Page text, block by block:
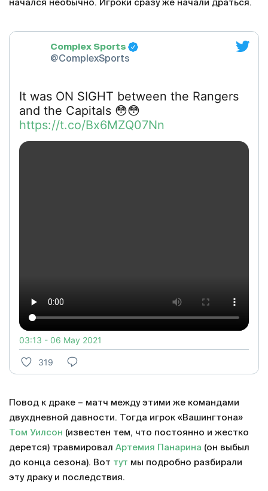
начался необычно. Игроки сразу же начали драться.
Complex Sports
@ComplexSports
It was ON SIGHT between the Rangers
https://t.co/Bx6MZQ07Nn
03:13 - 06 May 2021
319
Повод к драке – матч между этими же командами
двухдневной давности. Тогда игрок «Вашингтона»
Том Уилсон (известен тем, что постоянно и жестко
дерется) травмировал Артемия Панарина (он выбыл
до конца сезона). Вот тут мы подробно разбирали
эту драку и последствия.